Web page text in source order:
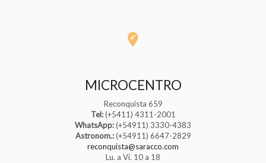
MICROCENTRO
Reconquista 659
Tel:(+5411) 4311-2001
WhatsApp:(+54911) 3330-4383
Astronom.:(+54911) 6647-2829
reconquista@saracco.com
Lu. a Vi. 10 a 18